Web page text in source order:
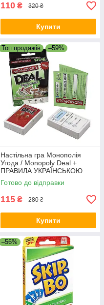
110 ₴ 320 ₴
Купити
Топ продажів –59%
Настільна гра Монополія
Угода / Monopoly Deal +
ПРАВИЛА УКРАЇНСЬКОЮ
Готово до відправки
115 ₴ 280 ₴
Купити
–56%